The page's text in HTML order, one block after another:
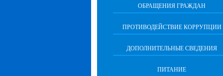
ОБРАЩЕНИЯ ГРАЖДАН
ПРОТИВОДЕЙСТВИЕ КОРРУПЦИИ
ДОПОЛНИТЕЛЬНЫЕ СВЕДЕНИЯ
ПИТАНИЕ